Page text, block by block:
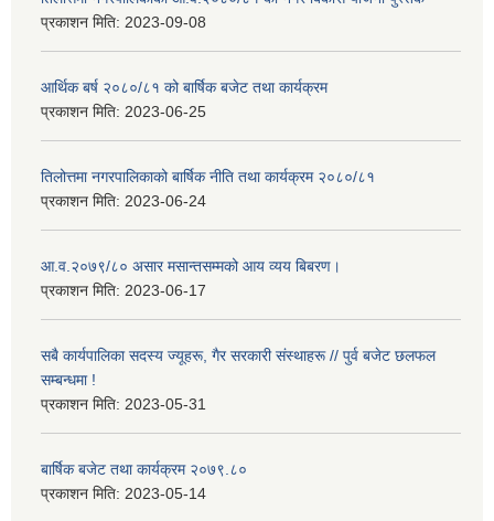
प्रकाशन मिति: 2023-09-08
आर्थिक बर्ष २०८०/८१ को बार्षिक बजेट तथा कार्यक्रम
प्रकाशन मिति: 2023-06-25
तिलोत्तमा नगरपालिकाको बार्षिक नीति तथा कार्यक्रम २०८०/८१
प्रकाशन मिति: 2023-06-24
आ.व.२०७९/८० असार मसान्तसम्मको आय व्यय बिबरण।
प्रकाशन मिति: 2023-06-17
सबै कार्यपालिका सदस्य ज्यूहरू, गैर सरकारी संस्थाहरू // पुर्व बजेट छलफल
सम्बन्धमा !
प्रकाशन मिति: 2023-05-31
बार्षिक बजेट तथा कार्यक्रम २०७९.८०
प्रकाशन मिति: 2023-05-14